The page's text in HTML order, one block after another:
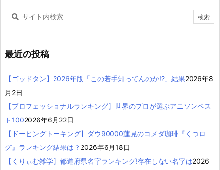
最近の投稿
【ゴッドタン】2026年版「この若手知ってんのか!?」結果2026年8
月2日
【プロフェッショナルランキング】世界のプロが選ぶアニソンベス
ト1002026年6月22日
【ドーピングトーキング】ダウ90000蓮見のコメダ珈琲『くつロ
グ』ランキング結果は？ 2026年6月18日
【くりぃむ雑学】都道府県名字ランキング!存在しない名字は2026